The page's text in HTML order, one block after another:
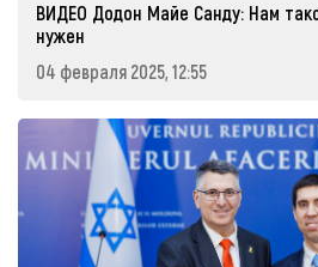
ВИДЕО Додон Майе Санду: Нам
нужен
04 февраля 2025, 12:55